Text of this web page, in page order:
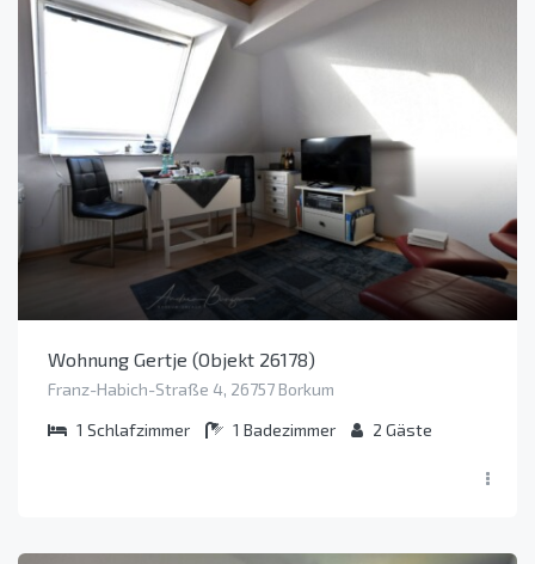
Wohnung Gertje (Objekt 26178)
Franz-Habich-Straße 4, 26757 Borkum
1 Schlafzimmer 1 Badezimmer 2 Gäste